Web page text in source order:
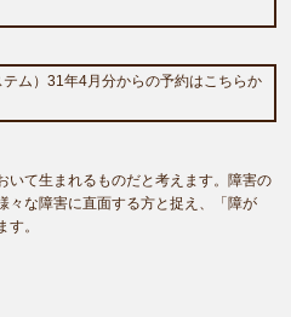
ム）31年4月分からの予約はこちらか
いて生まれるものだと考えます。障害の
々な障害に直面する方と捉え、「障が
。